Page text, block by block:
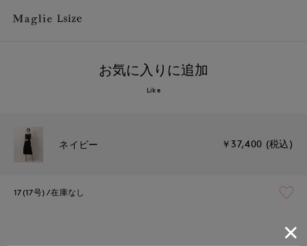
お気に入りに追加
Like
ネイビー ￥37,400 (税込)
17(17号) 在庫なし